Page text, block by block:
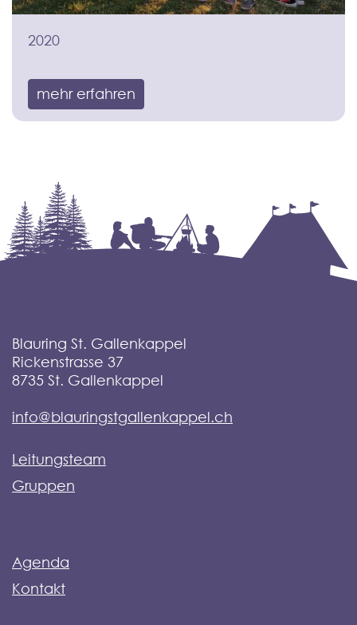
2020
mehr erfahren
Blauring St. Gallenkappel
Rickenstrasse 37
8735 St. Gallenkappel
info@blauringstgallenkappel.ch
Leitungsteam
Gruppen
Agenda
Kontakt